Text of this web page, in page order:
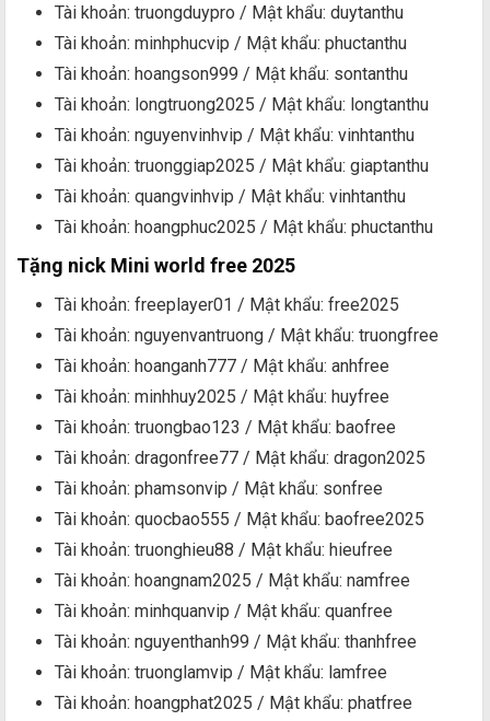
Tài khoản: truongduypro / Mật khẩu: duytanthu
Tài khoản: minhphucvip / Mật khẩu: phuctanthu
Tài khoản: hoangson999 / Mật khẩu: sontanthu
Tài khoản: longtruong2025 / Mật khẩu: longtanthu
Tài khoản: nguyenvinhvip / Mật khẩu: vinhtanthu
Tài khoản: truonggiap2025 / Mật khẩu: giaptanthu
Tài khoản: quangvinhvip / Mật khẩu: vinhtanthu
Tài khoản: hoangphuc2025 / Mật khẩu: phuctanthu
Tặng nick Mini world free 2025
Tài khoản: freeplayer01 / Mật khẩu: free2025
Tài khoản: nguyenvantruong / Mật khẩu: truongfree
Tài khoản: hoanganh777 / Mật khẩu: anhfree
Tài khoản: minhhuy2025 / Mật khẩu: huyfree
Tài khoản: truongbao123 / Mật khẩu: baofree
Tài khoản: dragonfree77 / Mật khẩu: dragon2025
Tài khoản: phamsonvip / Mật khẩu: sonfree
Tài khoản: quocbao555 / Mật khẩu: baofree2025
Tài khoản: truonghieu88 / Mật khẩu: hieufree
Tài khoản: hoangnam2025 / Mật khẩu: namfree
Tài khoản: minhquanvip / Mật khẩu: quanfree
Tài khoản: nguyenthanh99 / Mật khẩu: thanhfree
Tài khoản: truonglamvip / Mật khẩu: lamfree
Tài khoản: hoangphat2025 / Mật khẩu: phatfree